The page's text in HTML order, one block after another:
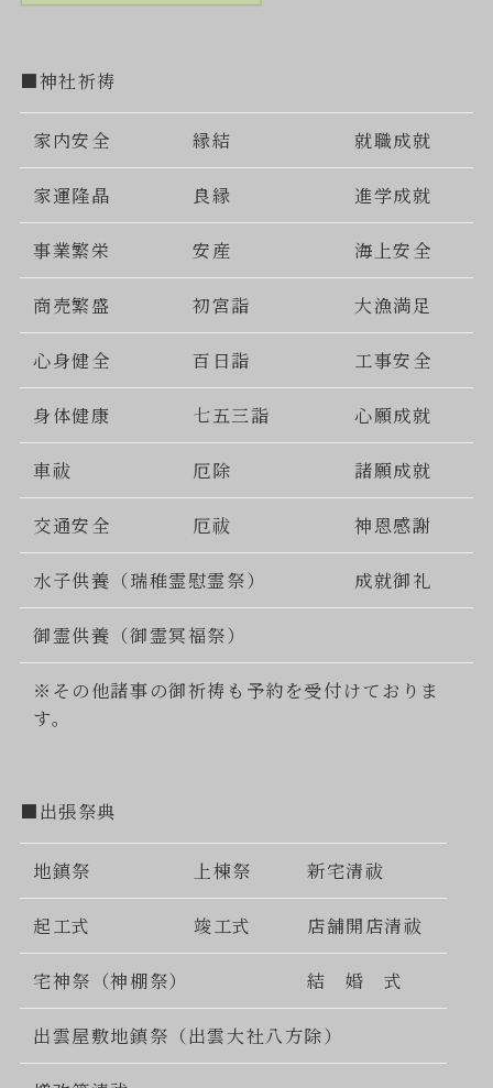
■神社祈祷
家内安全 縁結 就職成就
家運隆晶 良縁 進学成就
事業繁栄 安産 海上安全
商売繁盛 初宮詣 大漁満足
心身健全 百日詣 工事安全
身体健康 七五三詣 心願成就
車祓 厄除 諸願成就
交通安全 厄祓 神恩感謝
水子供養（瑞稚霊慰霊祭） 成就御礼
御霊供養（御霊冥福祭）
※その他諸事の御祈祷も予約を受付けておりま
す。
■出張祭典
地鎮祭 上棟祭 新宅清祓
起工式 竣工式 店舗開店清祓
宅神祭（神棚祭） 結 婚 式
出雲屋敷地鎮祭（出雲大社八方除）